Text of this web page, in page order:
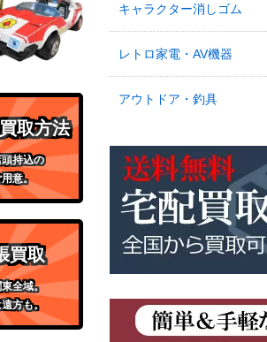
取方法
持込の
意。
買取
全域。
方も。
キャラクター消しゴム
レトロ家電・AV機器
アウトドア・釣具